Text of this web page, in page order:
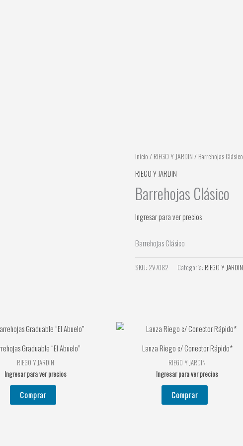
Inicio / RIEGO Y JARDIN / Barrehojas Clásico
RIEGO Y JARDIN
Barrehojas Clásico
Ingresar para ver precios
Barrehojas Clásico
SKU: 2V7082 Categoría: RIEGO Y JARDIN
Graduable “El Abuelo”
RIEGO Y JARDIN
Ingresar para ver precios
Comprar
Lanza Riego c/ Conector Rápido*
RIEGO Y JARDIN
Ingresar para ver precios
Comprar